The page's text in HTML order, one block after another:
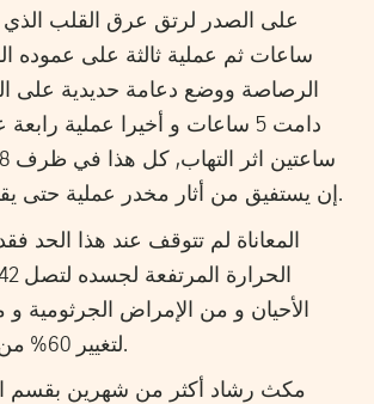
ساعات ثم عملية ثالثة على عموده
الرصاصة ووضع دعامة حديدية على
دامت 5 ساعات و أخيرا عملية
إن يستفيق من أثار مخدر عملية حتى يقوم بعملية أخرى.
المعاناة لم تتوقف عند هذا الحد
الأحيان و من الإمراض الجرثومية و
لتغيير 60% من دمه الذي فقده.
مكث رشاد أكثر من شهرين بقسم